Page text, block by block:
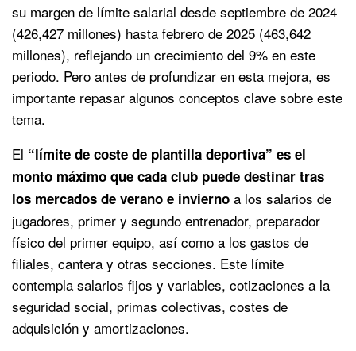
su margen de límite salarial desde septiembre de 2024
(426,427 millones) hasta febrero de 2025 (463,642
millones), reflejando un crecimiento del 9% en este
periodo. Pero antes de profundizar en esta mejora, es
importante repasar algunos conceptos clave sobre este
tema.
El “límite de coste de plantilla deportiva” es el
monto máximo que cada club puede destinar tras
los mercados de verano e invierno a los salarios de
jugadores, primer y segundo entrenador, preparador
físico del primer equipo, así como a los gastos de
filiales, cantera y otras secciones. Este límite
contempla salarios fijos y variables, cotizaciones a la
seguridad social, primas colectivas, costes de
adquisición y amortizaciones.